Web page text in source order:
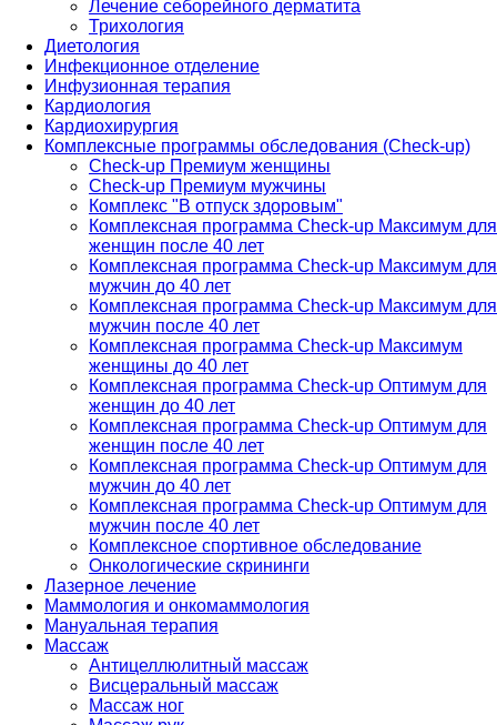
Лечение себорейного дерматита
Трихология
Диетология
Инфекционное отделение
Инфузионная терапия
Кардиология
Кардиохирургия
Комплексные программы обследования (Check-up)
Check-up Премиум женщины
Check-up Премиум мужчины
Комплекс "В отпуск здоровым"
Комплексная программа Check-up Максимум для
женщин после 40 лет
Комплексная программа Check-up Максимум для
мужчин до 40 лет
Комплексная программа Check-up Максимум для
мужчин после 40 лет
Комплексная программа Check-up Максимум
женщины до 40 лет
Комплексная программа Check-up Оптимум для
женщин до 40 лет
Комплексная программа Check-up Оптимум для
женщин после 40 лет
Комплексная программа Check-up Оптимум для
мужчин до 40 лет
Комплексная программа Check-up Оптимум для
мужчин после 40 лет
Комплексное спортивное обследование
Онкологические скрининги
Лазерное лечение
Маммология и онкомаммология
Мануальная терапия
Массаж
Антицеллюлитный массаж
Висцеральный массаж
Массаж ног